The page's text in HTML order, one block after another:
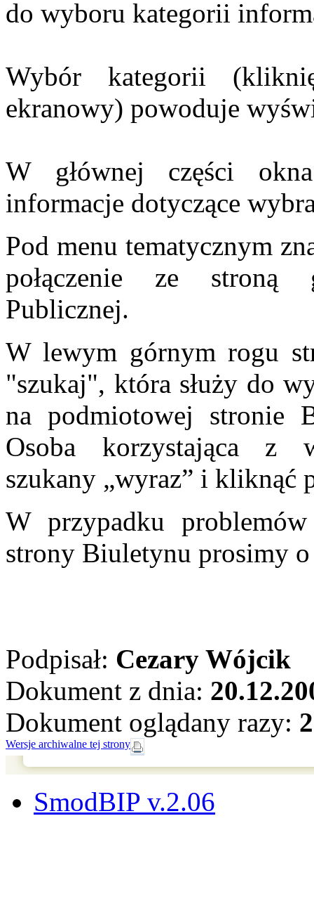
do wyboru kategorii
Wybór kategorii
ekranowy) powoduje
W głównej części
informacje dotyczące
Pod menu tematycznym
połączenie ze stroną
Publicznej.
W lewym górnym rogu
"szukaj", która służy do
na podmiotowej stronie
Osoba korzystająca z
szukany „wyraz” i kliknąć
W przypadku
strony Biuletynu prosimy
Podpisał: Cezary Wójcik
Dokument z dnia:
Dokument oglądany razy:
Wersje archiwalne tej strony
SmodBIP v.2.06